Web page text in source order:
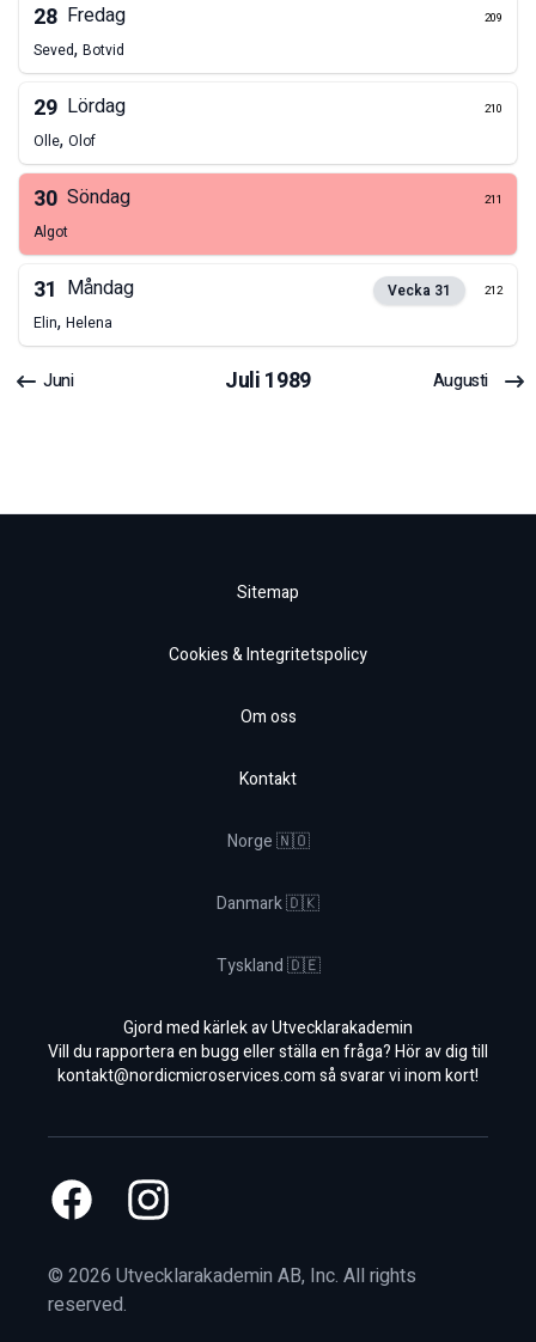
28 Fredag 209
Seved, Botvid
29 Lördag 210
Olle, Olof
30 Söndag 211
Algot
31 Måndag Vecka 31 212
Elin, Helena
Juni Juli1989 Augusti
Sitemap
Cookies & Integritetspolicy
Om oss
Kontakt
Norge 🇳🇴
Danmark 🇩🇰
Tyskland 🇩🇪
Gjord med kärlek av Utvecklarakademin
Vill du rapportera en bugg eller ställa en fråga? Hör av dig till
kontakt@nordicmicroservices.comså svarar vi inom kort!
FacebookInstagram
© 2026 Utvecklarakademin AB, Inc. All rights
reserved.